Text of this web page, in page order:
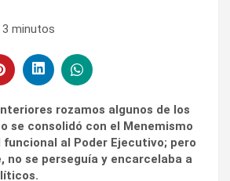
3 minutos
rozamos algunos de los
se consolidó con el Menemismo
al Poder Ejecutivo; pero
no se perseguía y encarcelaba a